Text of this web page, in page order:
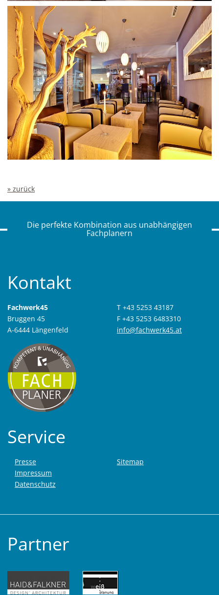
» zurück
Die perfekte Kombination aus unabhängigen
Fachplanern
Kontakt
Fachwerk45
Bruggen 45
A-6444 Längenfeld
T +43 5253 43187
F +43 5253 6483310
info@fachwerk45.at
Service
Presse
Impressum
Datenschutz
Sitemap
Partner